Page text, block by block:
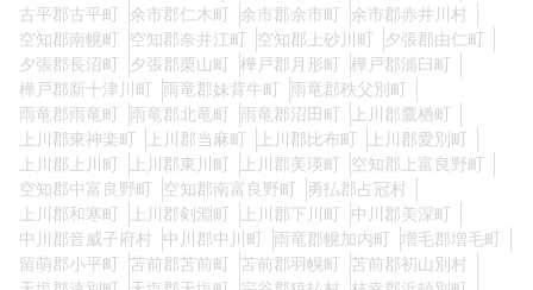
古平郡古平町
余市郡仁木町 余市郡余市町
余市郡赤井川村
空知郡南幌町
空知郡奈井江町 空知郡上砂川町
夕張郡由仁町
夕張郡長沼町
夕張郡栗山町 樺戸郡月形町
樺戸郡浦臼町
樺戸郡新十津川町
雨竜郡妹背牛町
雨竜郡秩父別町
雨竜郡雨竜町
雨竜郡北竜町 雨竜郡沼田町
上川郡鷹栖町
上川郡東神楽町
上川郡当麻町 上川郡比布町
上川郡愛別町
上川郡上川町
上川郡東川町 上川郡美瑛町
空知郡上富良野町
空知郡中富良野町
空知郡南富良野町
勇払郡占冠村
上川郡和寒町
上川郡剣淵町 上川郡下川町
中川郡美深町
中川郡音威子府村
中川郡中川町 雨竜郡幌加内町
増毛郡増毛町
留萌郡小平町
苫前郡苫前町 苫前郡羽幌町
苫前郡初山別村